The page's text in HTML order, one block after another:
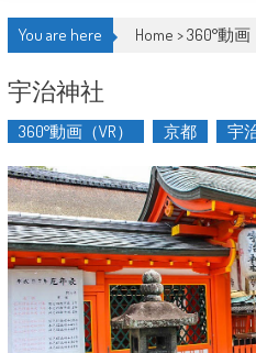
You are here Home >360°動画
宇治神社
360°動画（VR） 京都 宇